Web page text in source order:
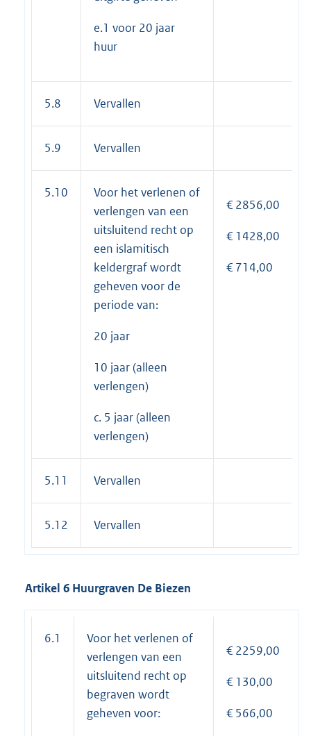
e.1 voor 20 jaar
huur
5.8 Vervallen
5.9 Vervallen
5.10
Voor het verlenen of
verlengen van een
uitsluitend recht op
een islamitisch
keldergraf wordt
geheven voor de
periode van:
20 jaar
10 jaar (alleen
verlengen)
c. 5 jaar (alleen
verlengen)
€ 2856,00
€ 1428,00
€ 714,00
5.11 Vervallen
5.12 Vervallen
Artikel 6 Huurgraven De Biezen
6.1
Voor het verlenen of
verlengen van een
uitsluitend recht op
begraven wordt
geheven voor:
€ 2259,00
€ 130,00
€ 566,00